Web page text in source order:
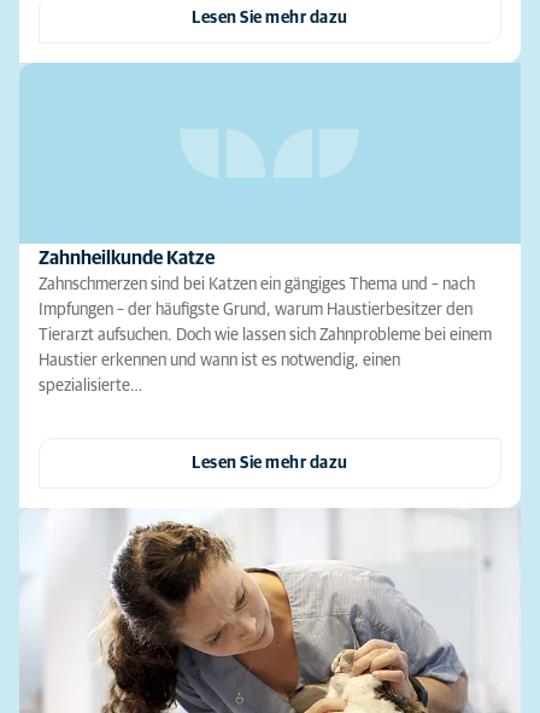
Lesen Sie mehr dazu
Zahnheilkunde Katze
Zahnschmerzen sind bei Katzen ein gängiges Thema und – nach
Impfungen – der häufigste Grund, warum Haustierbesitzer den
Tierarzt aufsuchen. Doch wie lassen sich Zahnprobleme bei einem
Haustier erkennen und wann ist es notwendig, einen
spezialisierte…
Lesen Sie mehr dazu